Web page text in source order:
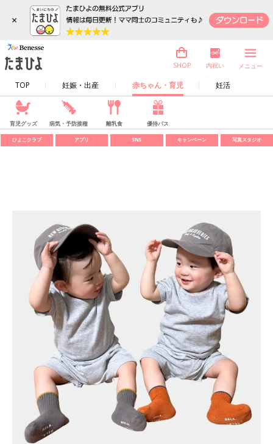
×
TOP 妊娠・出産 赤ちゃん・育児 妊活
SHOP 内祝い メニュー
育児グッズ 病気・予防接種 離乳食 優待パス
ひよこクラブ アプリ SNS キャンペーン 写真スタジオ